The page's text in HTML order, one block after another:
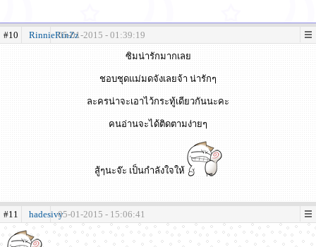
#10 RinnieRinZz05-01-2015 - 01:39:19
ซิมน่ารักมากเลย
ชอบชุดแม่มดจังเลยจ้า น่ารักๆ
ละครน่าจะเอาไว้กระทู้เดียวกันนะคะ
คนอ่านจะได้ติดตามง่ายๆ
สู้ๆนะจ๊ะ เป็นกำลังใจให้
#11 hadesivy05-01-2015 - 15:06:41